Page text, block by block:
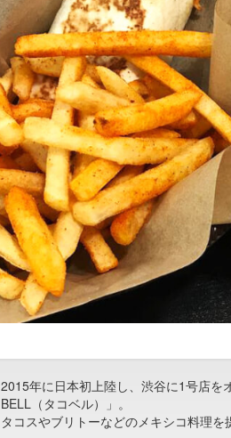
2015年に日本初上陸し、渋谷に1号店を
BELL（タコベル）」。
タコスやブリトーなどのメキシコ料理を